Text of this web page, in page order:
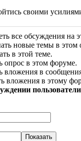
своими
все обсуждения на
новые темы в этом
в этой теме.
опрос в этом форуме.
вложения в
вложения в этому
Показать